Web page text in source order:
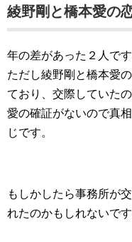
綾野剛と橋本愛の
年の差があった２人で
ただし綾野剛と橋本愛
ており、交際していた
愛の確証がないので真
じです。
もしかしたら事務所が
れたのかもしれないで